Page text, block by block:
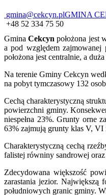
gmina@cekcyn.pl
+48 52 334 75 50
GMINA
GminaCekcyn położona jest
a pod względem
położona jest centralnie, a
Na terenie Gminy Cekcyn
na pobyt tymczasowy 132
Cechą charakterystyczną
powierzchni gminy.
niespełna 23%. Grunty orne
63% zajmują grunty klas V, VI
Charakterystyczną cechą
falistej równiny sandrowej
Zdecydowana większość
zarastania jezior. Największą
południowych granic gminy.